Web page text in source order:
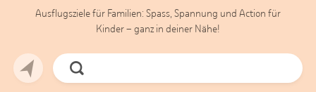
Ausflugsziele für Familien: Spass, Spannung und Action für
Kinder – ganz in deiner Nähe!
Jetzt
Suchen